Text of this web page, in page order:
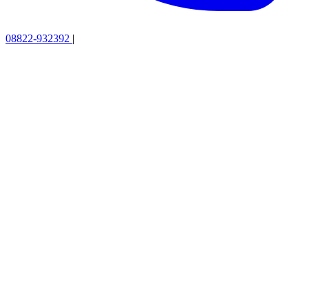
08822-932392 |